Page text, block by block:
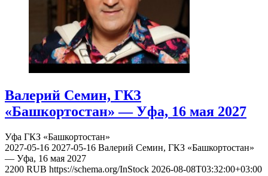
Валерий Семин, ГКЗ
«Башкортостан» — Уфа, 16 мая 2027
Уфа ГКЗ «Башкортостан»
2027-05-16 2027-05-16 Валерий Семин, ГКЗ «Башкортостан»
— Уфа, 16 мая 2027
2200 RUB https://schema.org/InStock 2026-08-08T03:32:00+03:00